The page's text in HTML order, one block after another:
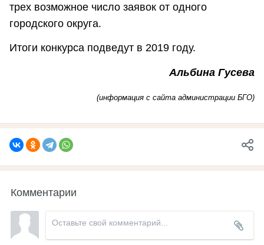
трех возможное число заявок от одного
городского округа.
Итоги конкурса подведут в 2019 году.
Альбина Гусева
(информация с сайта администрации БГО)
Комментарии